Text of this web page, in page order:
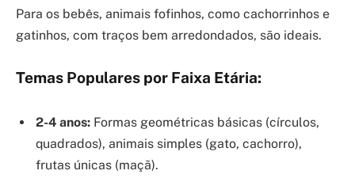
Para os bebês, animais fofinhos, como cachorrinhos e
gatinhos, com traços bem arredondados, são ideais.
Temas Populares por Faixa Etária:
2-4 anos: Formas geométricas básicas (círculos,
quadrados), animais simples (gato, cachorro),
frutas únicas (maçã).